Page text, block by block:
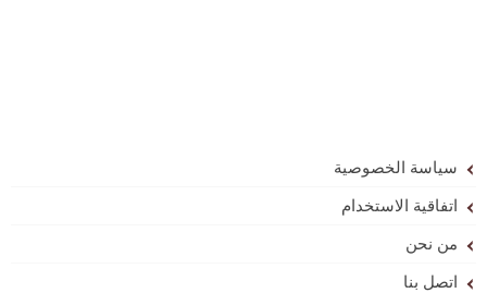
سياسة الخصوصية
اتفاقية الاستخدام
من نحن
اتصل بنا